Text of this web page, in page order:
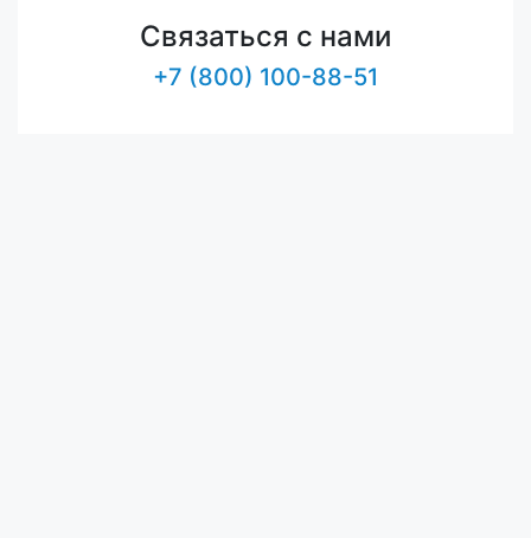
Связаться с нами
+7 (800) 100-88-51